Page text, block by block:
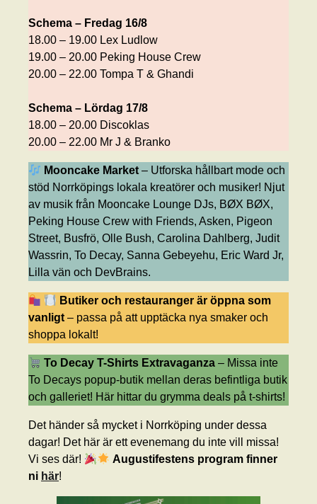
Schema – Fredag 16/8
18.00 – 19.00 Lex Ludlow
19.00 – 20.00 Peking House Crew
20.00 – 22.00 Tompa T & Ghandi
Schema – Lördag 17/8
18.00 – 20.00 Discoklas
20.00 – 22.00 Mr J & Branko
Mooncake Market – Utforska hållbart mode och
stöd Norrköpings lokala kreatörer och musiker! Njut
av musik från Mooncake Lounge DJs, BØX BØX,
Peking House Crew with Friends, Asken, Pigeon
Street, Busfrö, Olle Bush, Carolina Dahlberg, Judit
Wassrin, To Decay, Sanna Gebeyehu, Eric Ward Jr,
Lilla vän och DevBrains.
Butiker och restauranger är öppna som
vanligt– passa på att upptäcka nya smaker och
shoppa lokalt!
To Decay T-Shirts Extravaganza – Missa inte
To Decays popup-butik mellan deras befintliga butik
och galleriet! Här hittar du grymma deals på t-shirts!
Det händer så mycket i Norrköping under dessa
dagar! Det här är ett evenemang du inte vill missa!
Vi ses där!
Augustifestens program finner
ni här!